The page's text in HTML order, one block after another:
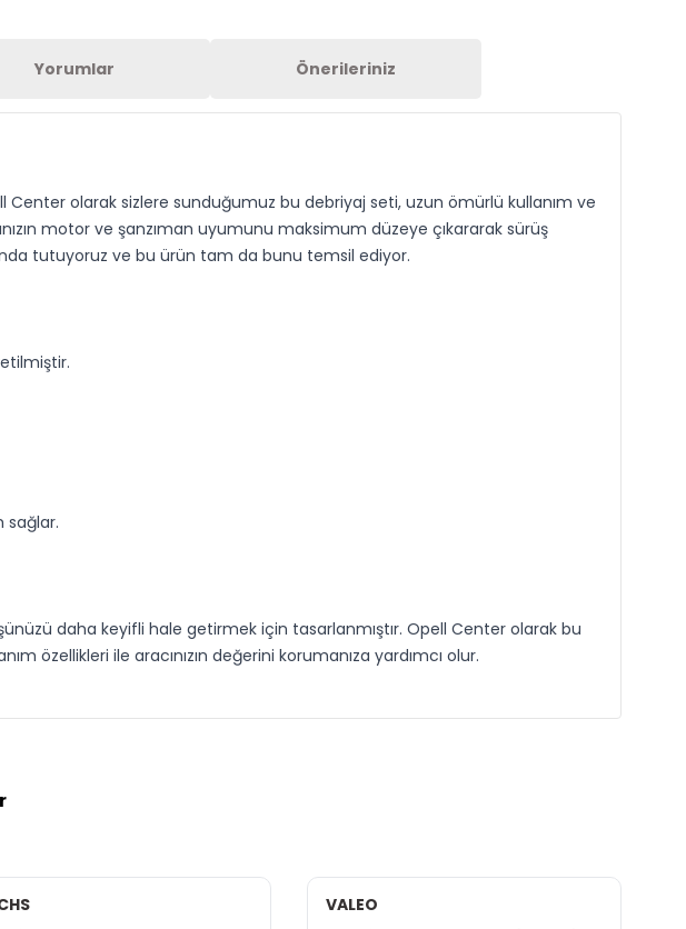
Yorumlar Önerileriniz
Center olarak sizlere sunduğumuz bu debriyaj seti, uzun ömürlü kullanım ve
motor ve şanzıman uyumunu maksimum düzeye çıkararak sürüş
tutuyoruz ve bu ürün tam da bunu temsil ediyor.
sağlar.
daha keyifli hale getirmek için tasarlanmıştır. Opell Center olarak bu
özellikleri ile aracınızın değerini korumanıza yardımcı olur.
VALEO